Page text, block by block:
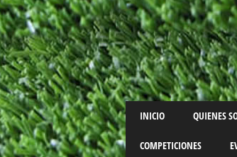
Main
Skip
to
content
INICIO QUIENES
COMPETICIONES